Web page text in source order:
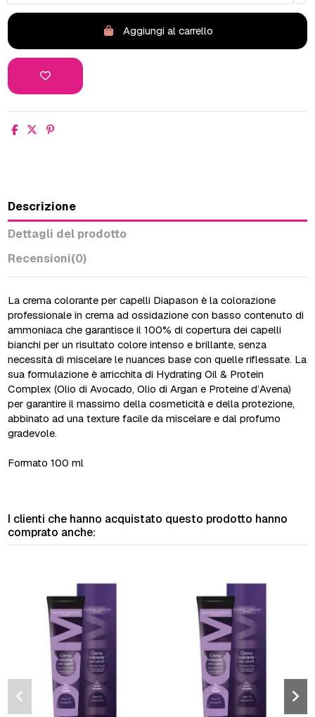
Aggiungi al carrello
Descrizione
Dettagli del prodotto
Recensioni(0)
La crema colorante per capelli Diapason è la colorazione
professionale in crema ad ossidazione con basso contenuto di
ammoniaca che garantisce il 100% di copertura dei capelli
bianchi per un risultato colore intenso e brillante, senza
necessità di miscelare le nuances base con quelle riflessate. La
sua formulazione è arricchita di Hydrating Oil & Protein
Complex (Olio di Avocado, Olio di Argan e Proteine d’Avena)
per garantire il massimo della cosmeticità e della protezione,
abbinato ad una texture facile da miscelare e dal profumo
gradevole.
Formato 100 ml
I clienti che hanno acquistato questo prodotto hanno
comprato anche: